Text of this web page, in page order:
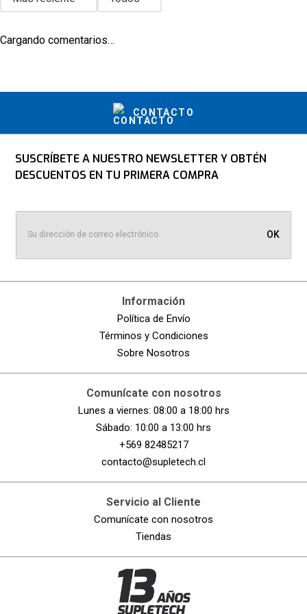
Acompaña la ingesta de Keto Weight Loss con una dieta
comenzar cualquier nuevo suplemento dietético,
Cargando comentarios…
CONTACTO
SUSCRÍBETE A NUESTRO NEWSLETTER Y OBTÉN
DESCUENTOS EN TU PRIMERA COMPRA
OK
Información
Política de Envío
Términos y Condiciones
Sobre Nosotros
Comunícate con nosotros
Lunes a viernes: 08:00 a 18:00 hrs
Sábado: 10:00 a 13:00 hrs
+569 82485217
contacto@supletech.cl
Servicio al Cliente
Comunícate con nosotros
Tiendas